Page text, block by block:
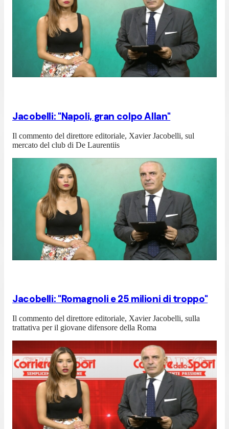
Jacobelli: "Napoli, gran colpo Allan"
Il commento del direttore editoriale, Xavier Jacobelli, sul
mercato del club di De Laurentiis
Jacobelli: "Romagnoli e 25 milioni di troppo"
Il commento del direttore editoriale, Xavier Jacobelli, sulla
trattativa per il giovane difensore della Roma